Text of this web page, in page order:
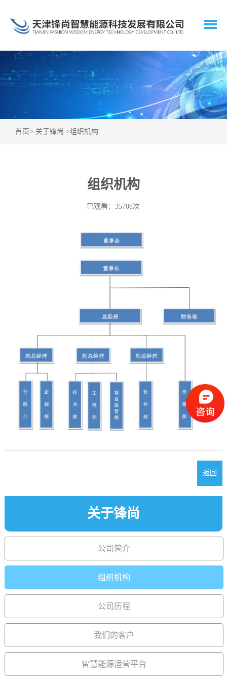
首页> 关于锋尚 >组织机构
组织机构
已观看：35708次
返回
关于锋尚
公司简介
组织机构
公司历程
我们的客户
智慧能源运营平台